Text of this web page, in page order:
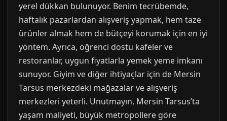
yerel dükkan bulunuyor. Benim tecrübemde,
haftalık pazarlardan alışveriş yapmak, hem taze
ürünler almak hem de bütçeyi korumak için en iyi
yöntem. Ayrıca, öğrenci dostu kafeler ve
restoranlar, uygun fiyatlarla yemek yeme imkanı
sunuyor. Giyim ve diğer ihtiyaçlar için de Mersin
Tarsus merkezdeki mağazalar ve alışveriş
merkezleri yeterli. Unutmayın, Mersin Tarsus’ta
yaşam maliyeti, büyük metropollere göre